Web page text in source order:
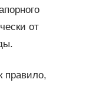
от
правило,